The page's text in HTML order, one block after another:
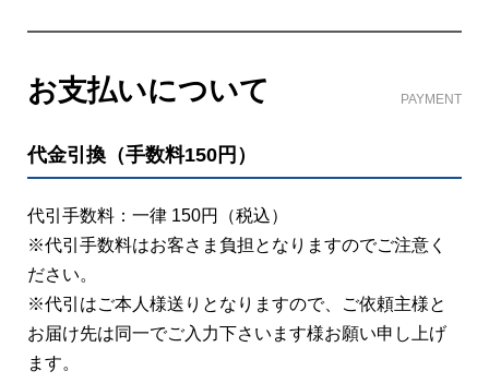
お支払いについて PAYMENT
代金引換（手数料150円）
代引手数料：一律 150円（税込）
※代引手数料はお客さま負担となりますのでご注意く
ださい。
※代引はご本人様送りとなりますので、ご依頼主様と
お届け先は同一でご入力下さいます様お願い申し上げ
ます。